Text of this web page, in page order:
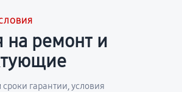
на ремонт и
гарантии, условия